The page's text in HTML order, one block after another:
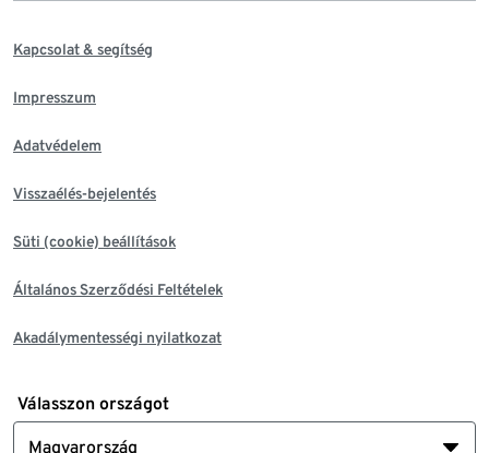
Kapcsolat & segítség
Impresszum
Adatvédelem
Visszaélés-bejelentés
Süti (cookie) beállítások
Általános Szerződési Feltételek
Akadálymentességi nyilatkozat
Válasszon országot
Magyarország